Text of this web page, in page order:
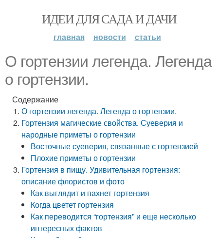
ИДЕИ ДЛЯ САДА И ДАЧИ
главная новости статьи
О гортензии легенда. Легенда
о гортензии.
Содержание
О гортензии легенда. Легенда о гортензии.
Гортензия магические свойства. Суеверия и
народные приметы о гортензии
Восточные суеверия, связанные с гортензией
Плохие приметы о гортензии
Гортензия в пищу. Удивительная гортензия:
описание флористов и фото
Как выглядит и пахнет гортензия
Когда цветет гортензия
Как переводится “гортензия” и еще несколько
интересных фактов